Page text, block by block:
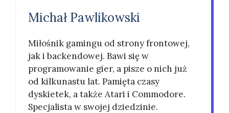
Michał Pawlikowski
Miłośnik gamingu od strony frontowej,
jak i backendowej. Bawi się w
programowanie gier, a pisze o nich już
od kilkunastu lat. Pamięta czasy
dyskietek, a także Atari i Commodore.
Specjalista w swojej dziedzinie.